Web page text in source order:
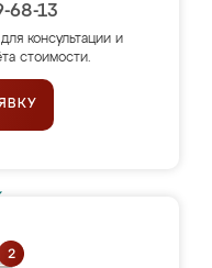
68-13
консультации и
стоимости.